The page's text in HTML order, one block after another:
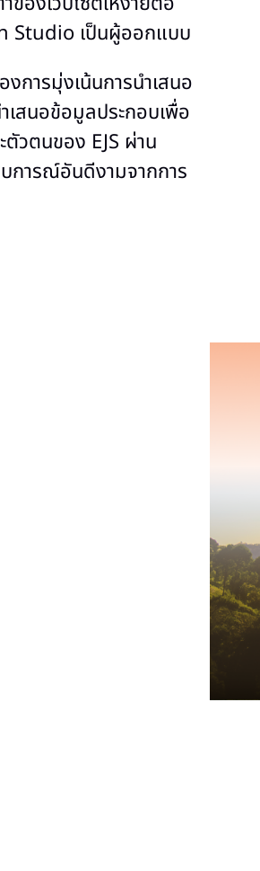
Studio เป็นผู้ออกแบบ
การมุ่งเน้นการนำเสนอ
สนอข้อมูลประกอบเพื่อ
วตนของ EJS ผ่าน
บการณ์อันดีงามจากการ